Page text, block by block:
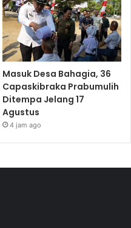
Masuk Desa Bahagia, 36
Capaskibraka Prabumulih
Ditempa Jelang 17
Agustus
4 jam ago